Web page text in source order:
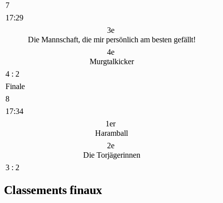
7
17:29
3e
Die Mannschaft, die mir persönlich am besten gefällt!
4e
Murgtalkicker
4 : 2
Finale
8
17:34
1er
Haramball
2e
Die Torjägerinnen
3 : 2
Classements finaux